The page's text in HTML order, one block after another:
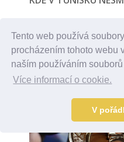
Tento web používá
procházením tohoto webu
naším používáním
Více informací o cookie.
V